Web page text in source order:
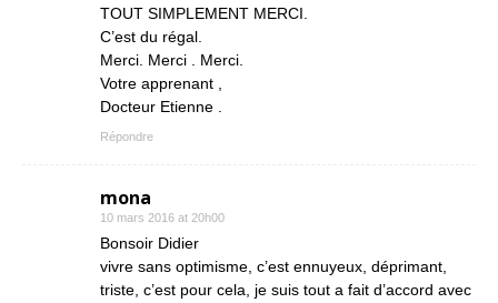
TOUT SIMPLEMENT MERCI.
C’est du régal.
Merci. Merci . Merci.
Votre apprenant ,
Docteur Etienne .
Répondre
mona
10 mars 2016 at 20h00
Bonsoir Didier
vivre sans optimisme, c’est ennuyeux, déprimant,
triste, c’est pour cela, je suis tout a fait d’accord avec